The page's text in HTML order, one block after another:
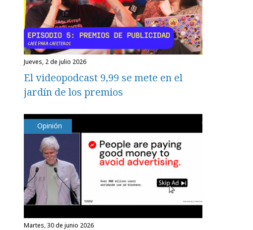
jueves, 2 de julio 2026
El videopodcast 9,99 se mete en el
jardín de los premios
Opinión
martes, 30 de junio 2026